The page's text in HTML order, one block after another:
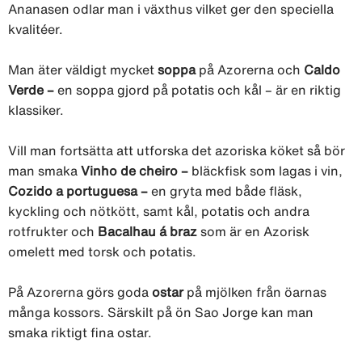
Ananasen odlar man i växthus vilket ger den speciella
kvalitéer.
Man äter väldigt mycket soppa på Azorerna och Caldo
Verde – en soppa gjord på potatis och kål – är en riktig
klassiker.
Vill man fortsätta att utforska det azoriska köket så bör
man smaka Vinho de cheiro – bläckfisk som lagas i vin,
Cozido a portuguesa – en gryta med både fläsk,
kyckling och nötkött, samt kål, potatis och andra
rotfrukter och Bacalhau á braz som är en Azorisk
omelett med torsk och potatis.
På Azorerna görs goda ostarpå mjölken från öarnas
många kossors. Särskilt på ön Sao Jorge kan man
smaka riktigt fina ostar.